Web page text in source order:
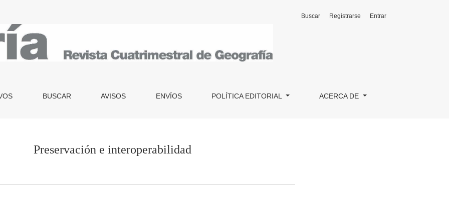
BUSCAR AVISOS ENVÍOS POLÍTICA EDITORIAL ACERCA DE
Buscar Registrarse Entrar
Preservación e interoperabilidad